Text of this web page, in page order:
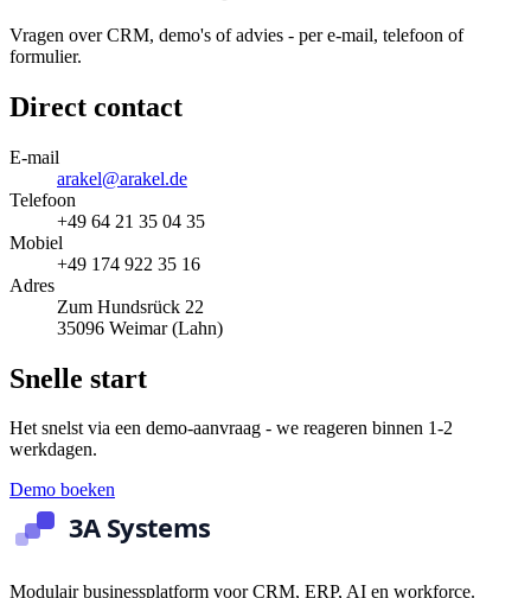
Vragen over CRM, demo's of advies - per e-mail, telefoon of
formulier.
Direct contact
E-mail
arakel@arakel.de
Telefoon
+49 64 21 35 04 35
Mobiel
+49 174 922 35 16
Adres
Zum Hundsrück 22
35096 Weimar (Lahn)
Snelle start
Het snelst via een demo-aanvraag - we reageren binnen 1-2
werkdagen.
Demo boeken
Modulair businessplatform voor CRM, ERP, AI en workforce.